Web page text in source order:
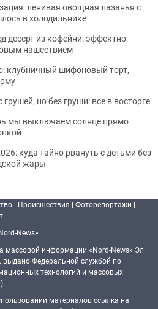
ленивая овощная лазанья с
в холодильнике
десерт из кофейни: эффектно
нашествием
клубничный шифоновый торт,
но без груши: все в восторге
мы выключаем солнце прямо
куда тайно рвануть с детьми без
жары
| Происшествия | Фоторепортажи |
News»
массовой информации «Nord-News» Эл
Федеральной службой по
технологий и массовых
материалов ссылка на